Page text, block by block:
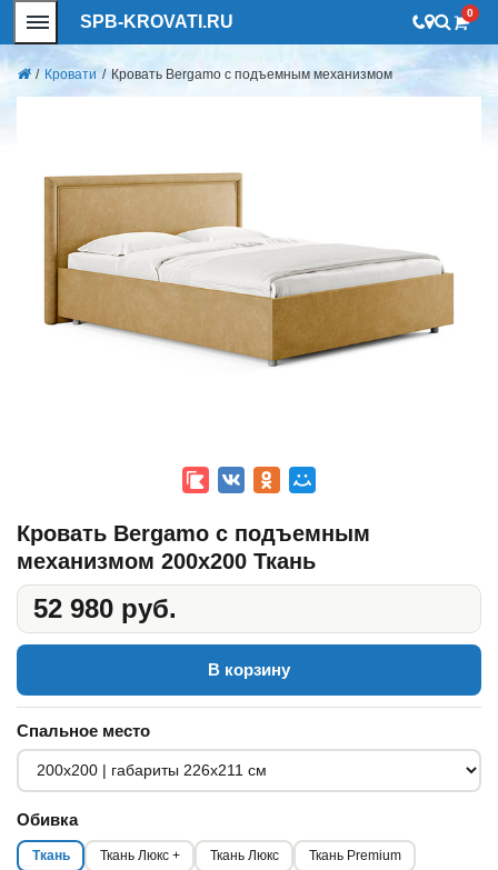
SPB-KROVATI.RU 0
/ Кровати / Кровать Bergamo с подъемным механизмом
Кровать Bergamo с подъемным
механизмом 200x200 Ткань
52 980 руб.
В корзину
Спальное место
Обивка
Ткань Ткань Люкс + Ткань Люкс Ткань Premium